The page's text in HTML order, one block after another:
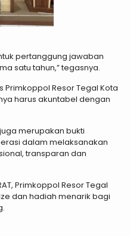
pertanggung jawaban
satu tahun,” tegasnya.
Primkoppol Resor Tegal Kota
harus akuntabel dengan
merupakan bukti
dalam melaksanakan
transparan dan
Primkoppol Resor Tegal
dan hadiah menarik bagi